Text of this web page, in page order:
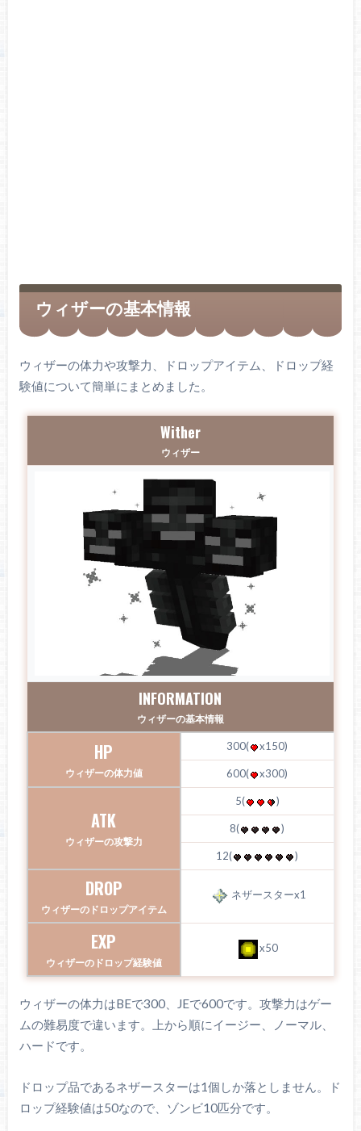
ウィザーの基本情報
ウィザーの体力や攻撃力、ドロップアイテム、ドロップ経
験値について簡単にまとめました。
Wither
ウィザー
INFORMATION
ウィザーの基本情報
HP
ウィザーの体力値
300( x150)
600( x300)
ATK
ウィザーの攻撃力
5( )
8( )
12( )
DROP
ウィザーのドロップアイテム
ネザースターx1
EXP
ウィザーのドロップ経験値
x50
ウィザーの体力はBEで300、JEで600です。攻撃力はゲー
ムの難易度で違います。上から順にイージー、ノーマル、
ハードです。
ドロップ品であるネザースターは1個しか落としません。ド
ロップ経験値は50なので、ゾンビ10匹分です。